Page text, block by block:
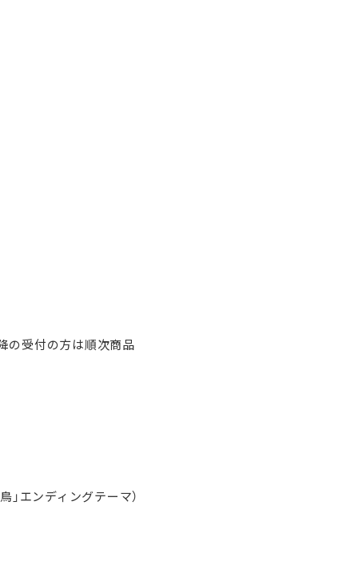
の受付の方は順次商品
」エンディングテーマ）